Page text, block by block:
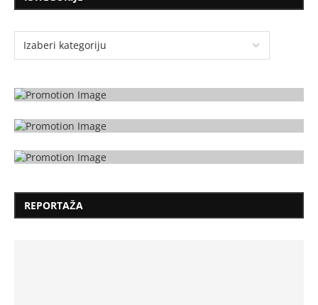
REPORTAŽA